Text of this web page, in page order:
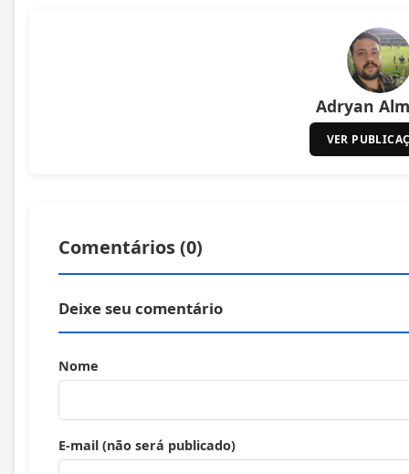
Adryan
VER
Comentários (0)
Deixe seu comentário
Nome
E-mail (não será publicado)